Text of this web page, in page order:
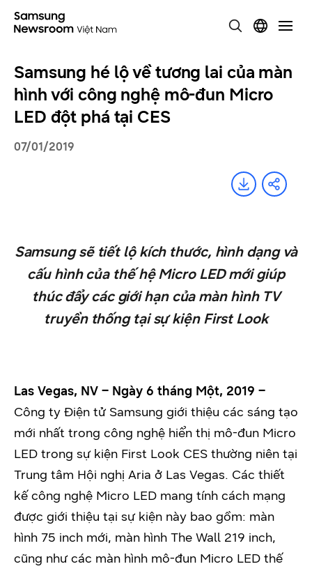
Samsung hé lộ về tương lai của màn
hình với công nghệ mô-đun Micro
LED đột phá tại CES
07/01/2019
Samsung sẽ tiết lộ kích thước, hình dạng và
cấu hình của thế hệ Micro LED mới giúp
thúc đẩy các giới hạn của màn hình TV
truyền thống tại sự kiện First Look
Las Vegas, NV – Ngày 6 tháng Một, 2019 –
Công ty Điện tử Samsung giới thiệu các sáng tạo
mới nhất trong công nghệ hiển thị mô-đun Micro
LED trong sự kiện First Look CES thường niên tại
Trung tâm Hội nghị Aria ở Las Vegas. Các thiết
kế công nghệ Micro LED mang tính cách mạng
được giới thiệu tại sự kiện này bao gồm: màn
hình 75 inch mới, màn hình The Wall 219 inch,
cũng như các màn hình mô-đun Micro LED thế